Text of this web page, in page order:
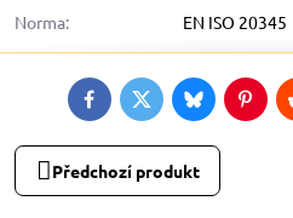
Norma: EN ISO 20345
FacebookTwitterBluesky
Předchozí produkt